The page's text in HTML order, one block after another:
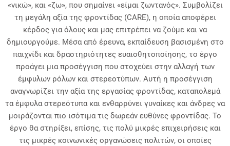
«νικώ», και «ζω», που σημαίνει «είμαι ζωντανός». Συμβολίζει
τη μεγάλη αξία της φροντίδας (CARE), η οποία αποφέρει
κέρδος για όλους και μας επιτρέπει να ζούμε και να
δημιουργούμε. Μέσα από έρευνα, εκπαίδευση βασισμένη στο
παιχνίδι και δραστηριότητες ευαισθητοποίησης, το έργο
προάγει μια προσέγγιση που στοχεύει στην αλλαγή των
έμφυλων ρόλων και στερεοτύπων. Αυτή η προσέγγιση
αναγνωρίζει την αξία της εργασίας φροντίδας, καταπολεμά
τα έμφυλα στερεότυπα και ενθαρρύνει γυναίκες και άνδρες να
μοιράζονται πιο ισότιμα τις δωρεάν ευθύνες φροντίδας. Το
έργο θα στηρίξει, επίσης, τις πολύ μικρές επιχειρήσεις και
τις μικρές κοινωνικές οργανώσεις πολιτών, οι οποίες